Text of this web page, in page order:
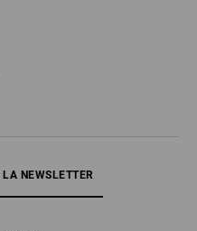
LA NEWSLETTER